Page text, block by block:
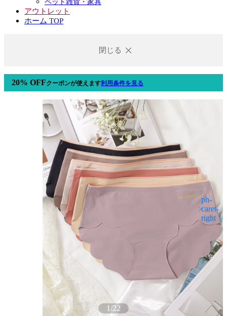
ペット雑貨・家具
アウトレット
ホーム TOP
閉じる
20% OFFクーポンが使えます利用条件を見る
1/22